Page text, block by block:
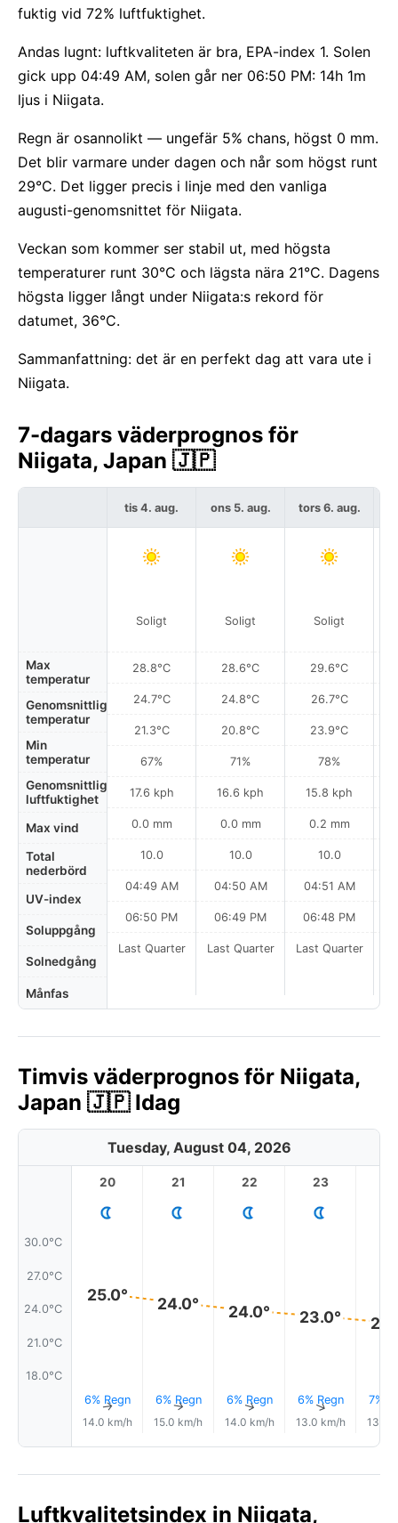
fuktig vid 72% luftfuktighet.
Andas lugnt: luftkvaliteten är bra, EPA-index 1. Solen
gick upp 04:49 AM, solen går ner 06:50 PM: 14h 1m
ljus i Niigata.
Regn är osannolikt — ungefär 5% chans, högst 0 mm.
Det blir varmare under dagen och når som högst runt
29°C. Det ligger precis i linje med den vanliga
augusti-genomsnittet för Niigata.
Veckan som kommer ser stabil ut, med högsta
temperaturer runt 30°C och lägsta nära 21°C. Dagens
högsta ligger långt under Niigata:s rekord för
datumet, 36°C.
Sammanfattning: det är en perfekt dag att vara ute i
Niigata.
7-dagars väderprognos för
Niigata, Japan 🇯🇵
Max
temperatur
Genomsnittlig
temperatur
Min
temperatur
Genomsnittlig
luftfuktighet
Max vind
Total
nederbörd
UV-index
Soluppgång
Solnedgång
Månfas
tis 4. aug.
Soligt
28.8°C
24.7°C
21.3°C
67%
17.6 kph
0.0 mm
10.0
04:49 AM
06:50 PM
Last Quarter
ons 5. aug.
Soligt
28.6°C
24.8°C
20.8°C
71%
16.6 kph
0.0 mm
10.0
04:50 AM
06:49 PM
Last Quarter
tors 6. aug.
Soligt
29.6°C
26.7°C
23.9°C
78%
15.8 kph
0.2 mm
10.0
04:51 AM
06:48 PM
Last Quarter
Timvis väderprognos för Niigata,
Japan 🇯🇵 Idag
Tuesday, August 04, 2026
30.0°C
27.0°C
24.0°C
21.0°C
18.0°C
20
25.0°
6% Regn
↑
14.0 km/h
21
24.0°
6% Regn
↑
15.0 km/h
22
24.0°
6% Regn
↑
14.0 km/h
23
23.0°
6% Regn
↑
13.0 km/h
7%
13.0
Luftkvalitetsindex in Niigata,